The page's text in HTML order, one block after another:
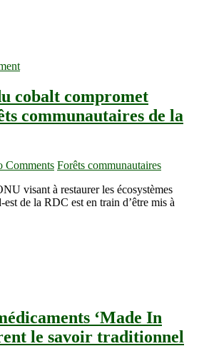
cobalt compromet
communautaires de la
Comments Forêts communautaires
visant à restaurer les écosystèmes
est de la RDC est en train d’être mis à
‘Made In
le savoir traditionnel